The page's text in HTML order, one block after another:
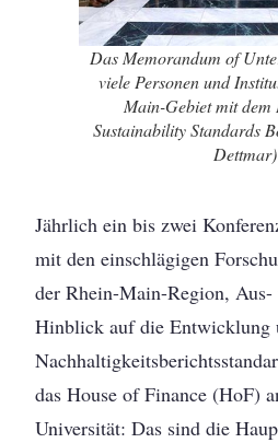
Das Memorandum of
viele Personen und
Main-Gebiet mit
Sustainability Standards
Dettmar)
Jährlich ein bis zwei
mit den einschlägigen
der Rhein-Main-Region,
Hinblick auf die Entwicklung
das House of Finance (HoF)
Universität: Das sind die